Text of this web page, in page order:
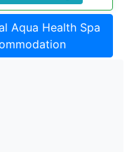
Aqua Health Spa